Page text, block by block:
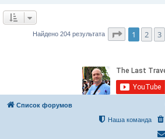
Найдено 204 результата Страница1
1 2 3
Список форумов
Наша команда